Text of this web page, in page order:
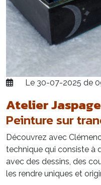
Le 30-07-2025 de
Atelier Jaspage
Peinture sur
Découvrez avec
technique qui consiste à
avec des dessins, des
les rendre uniques et